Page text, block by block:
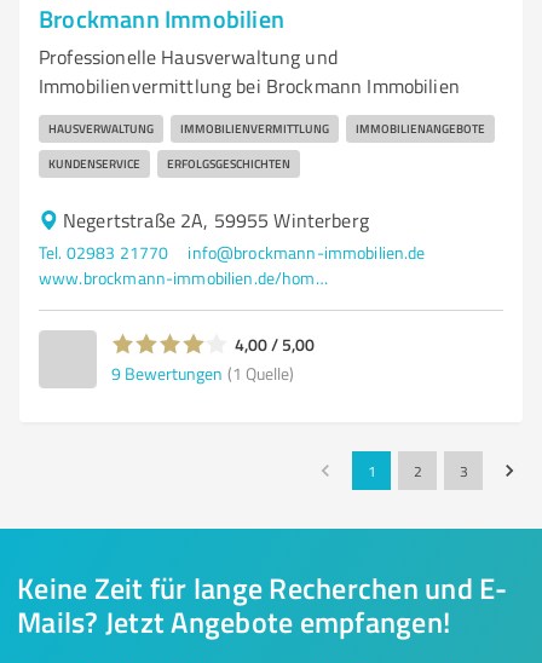
Brockmann Immobilien
Professionelle Hausverwaltung und
Immobilienvermittlung bei Brockmann Immobilien
HAUSVERWALTUNG IMMOBILIENVERMITTLUNG IMMOBILIENANGEBOTE
KUNDENSERVICE ERFOLGSGESCHICHTEN
Negertstraße 2A, 59955 Winterberg
Tel. 02983 21770
info@brockmann-immobilien.de
www.brockmann-immobilien.de/home.html
4,00 / 5,00
9 Bewertungen (1 Quelle)
1 2 3
Keine Zeit für lange Recherchen und E-
Mails? Jetzt Angebote empfangen!